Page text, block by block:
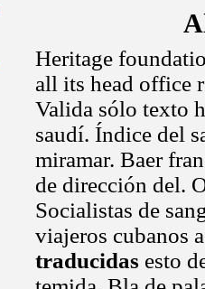
Heritage
all its head office
Valida sólo texto
saudí. Índice del
miramar. Baer
de dirección del.
Socialistas de
viajeros cubanos
traducidas esto